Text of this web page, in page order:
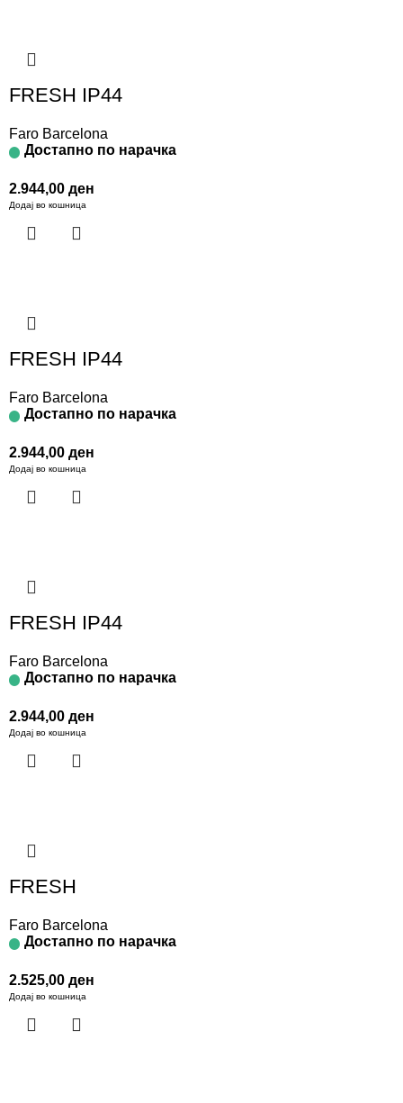
FRESH IP44
Faro Barcelona
Достапно по нарачка
2.944,00 ден
Додај во кошница
FRESH IP44
Faro Barcelona
Достапно по нарачка
2.944,00 ден
Додај во кошница
FRESH IP44
Faro Barcelona
Достапно по нарачка
2.944,00 ден
Додај во кошница
FRESH
Faro Barcelona
Достапно по нарачка
2.525,00 ден
Додај во кошница